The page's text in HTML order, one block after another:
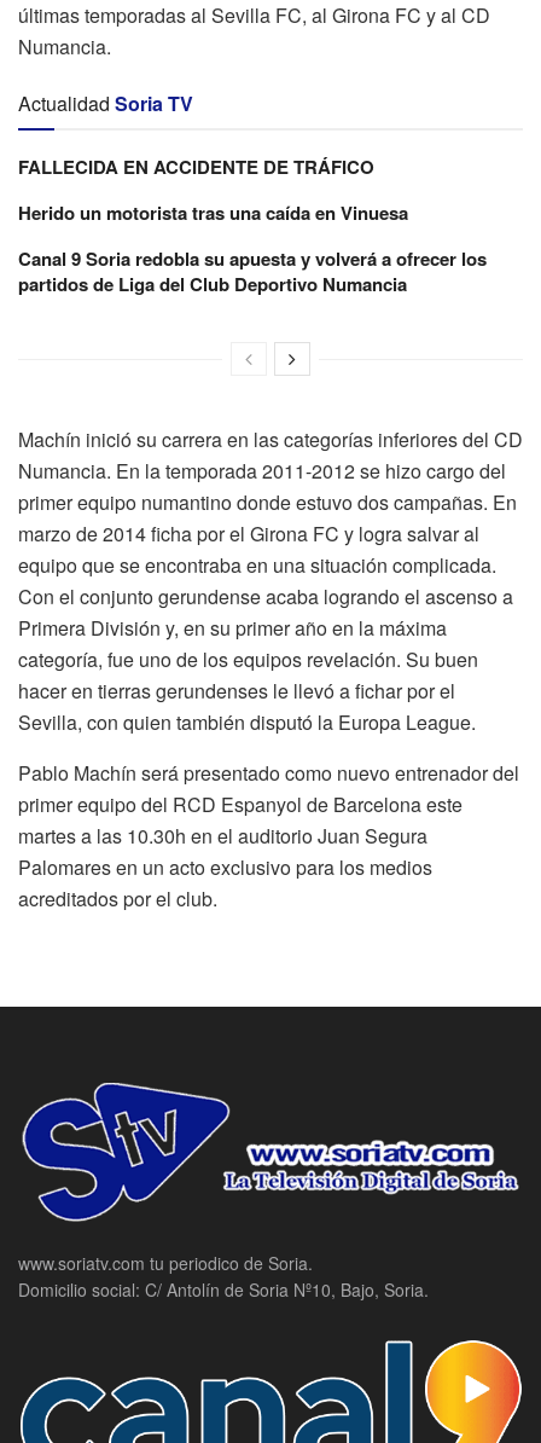
últimas temporadas al Sevilla FC, al Girona FC y al CD
Numancia.
Actualidad Soria TV
FALLECIDA EN ACCIDENTE DE TRÁFICO
Herido un motorista tras una caída en Vinuesa
Canal 9 Soria redobla su apuesta y volverá a ofrecer los
partidos de Liga del Club Deportivo Numancia
Machín inició su carrera en las categorías inferiores del CD
Numancia. En la temporada 2011-2012 se hizo cargo del
primer equipo numantino donde estuvo dos campañas. En
marzo de 2014 ficha por el Girona FC y logra salvar al
equipo que se encontraba en una situación complicada.
Con el conjunto gerundense acaba logrando el ascenso a
Primera División y, en su primer año en la máxima
categoría, fue uno de los equipos revelación. Su buen
hacer en tierras gerundenses le llevó a fichar por el
Sevilla, con quien también disputó la Europa League.
Pablo Machín será presentado como nuevo entrenador del
primer equipo del RCD Espanyol de Barcelona este
martes a las 10.30h en el auditorio Juan Segura
Palomares en un acto exclusivo para los medios
acreditados por el club.
www.soriatv.com tu periodico de Soria.
Domicilio social: C/ Antolín de Soria Nº10, Bajo, Soria.